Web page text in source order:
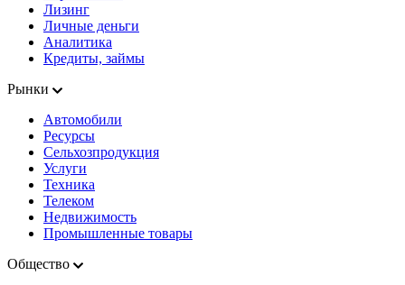
Лизинг
Личные деньги
Аналитика
Кредиты, займы
Рынки
Автомобили
Ресурсы
Сельхозпродукция
Услуги
Техника
Телеком
Недвижимость
Промышленные товары
Общество